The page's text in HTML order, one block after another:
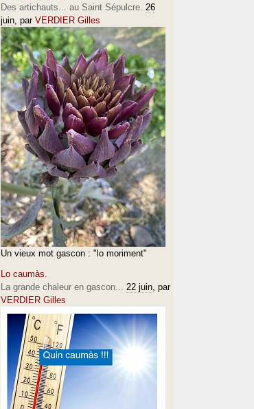
Des artichauts... au Saint Sépulcre. 26
juin, par VERDIER Gilles
Un vieux mot gascon : "lo moriment"
Lo caumàs.
La grande chaleur en gascon... 22 juin, par
VERDIER Gilles